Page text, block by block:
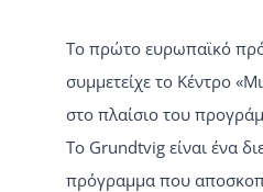
Το πρώτο ευρωπαϊκό
συμμετείχε το Κέντρο
στο πλαίσιο του
Το Grundtvig είναι ένα
πρόγραμμα που